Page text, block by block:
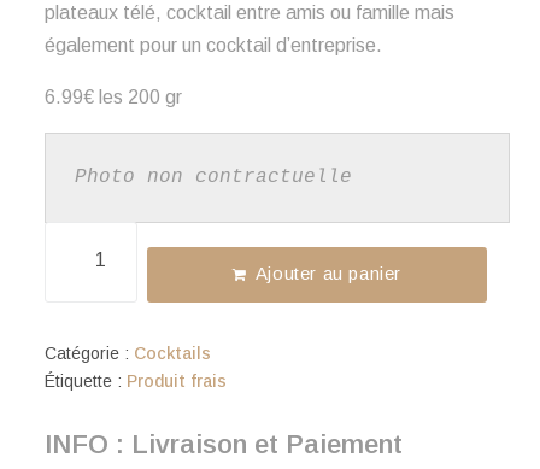
plateaux télé, cocktail entre amis ou famille mais
également pour un cocktail d’entreprise.
6.99€ les 200 gr
Photo non contractuelle
Ajouter au panier
Catégorie : Cocktails
Étiquette : Produit frais
INFO : Livraison et Paiement